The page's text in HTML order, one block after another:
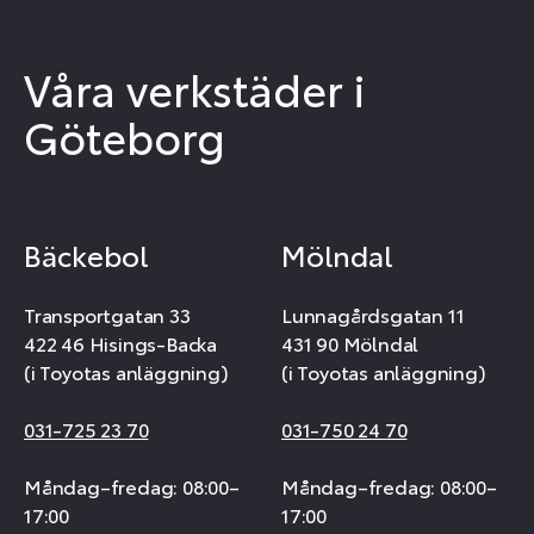
Våra verkstäder i
Göteborg
Bäckebol
Transportgatan 33
422 46 Hisings-Backa
(i Toyotas anläggning)
031-725 23 70
Måndag–fredag: 08:00–
17:00
Mölndal
Lunnagårdsgatan 11
431 90 Mölndal
(i Toyotas anläggning)
031-750 24 70
Måndag–fredag: 08:00–
17:00